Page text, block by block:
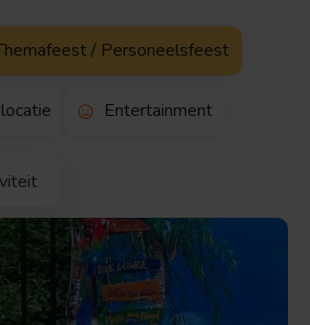
/ Personeelsfeest
Entertainment